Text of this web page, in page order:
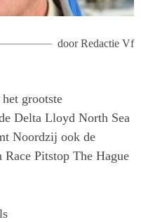
doorRedactie Vf
grootste
Delta Lloyd North Sea
Noordzij ook de
Pitstop The Hague